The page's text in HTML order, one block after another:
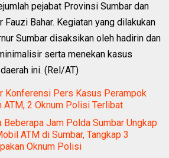
pejabat Provinsi Sumbar dan
Fauzi Bahar. Kegiatan yang dilakukan
Sumbar disaksikan oleh hadirin dan
serta menekan kasus
ini. (Rel/AT)
Konferensi Pers Kasus Perampok
2 Oknum Polisi Terlibat
Beberapa Jam Polda Sumbar Ungkap
ATM di Sumbar, Tangkap 3
Oknum Polisi